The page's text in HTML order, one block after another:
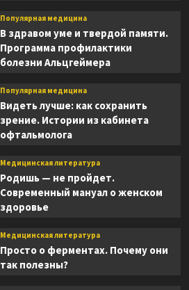
Популярная медицина
В здравом уме и твердой памяти.
Программа профилактики
болезни Альцгеймера
Популярная медицина
Видеть лучше: как сохранить
зрение. Истории из кабинета
офтальмолога
Медицинская литература
Родишь — не пройдет.
Современный мануал о женском
здоровье
Медицинская литература
Просто о ферментах. Почему они
так полезны?